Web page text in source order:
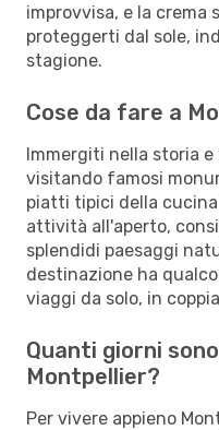
improvvisa, e la crema
proteggerti dal sole,
stagione.
Cose da fare a
Immergiti nella storia
visitando famosi
piatti tipici della
attività all'aperto,
splendidi paesaggi
destinazione ha
viaggi da solo, in
Quanti giorni
Montpellier?
Per vivere appieno